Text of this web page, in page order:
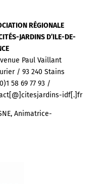
RÉGIONALE
JARDINS D’ILE-DE-
Paul Vaillant
/ 93 240 Stains
58 69 77 93 /
idf[.]fr
Animatrice-